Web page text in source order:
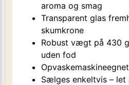
aroma og smag
Transparent glas
skumkrone
Robust vægt på 430
uden fod
Sælges enkeltvis – let